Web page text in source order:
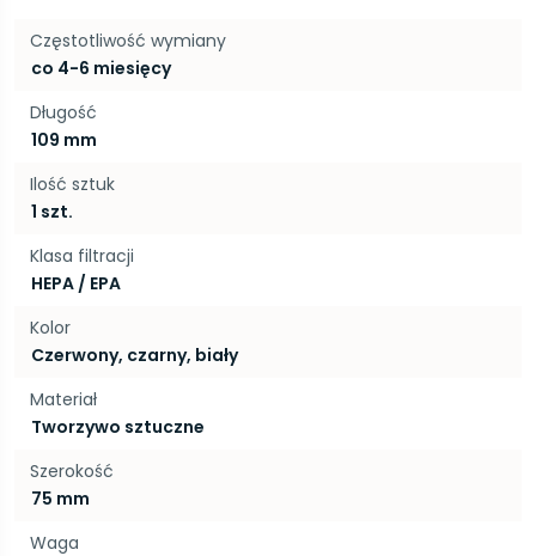
Częstotliwość wymiany
co 4-6 miesięcy
Długość
109 mm
Ilość sztuk
1 szt.
Klasa filtracji
HEPA / EPA
Kolor
Czerwony, czarny, biały
Materiał
Tworzywo sztuczne
Szerokość
75 mm
Waga